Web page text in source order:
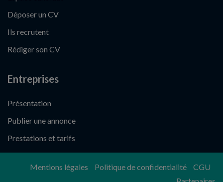
Déposer un CV
Ils recrutent
Rédiger son CV
Entreprises
Présentation
Publier une annonce
Prestations et tarifs
Mentions légales Politique de confidentialité
CGU